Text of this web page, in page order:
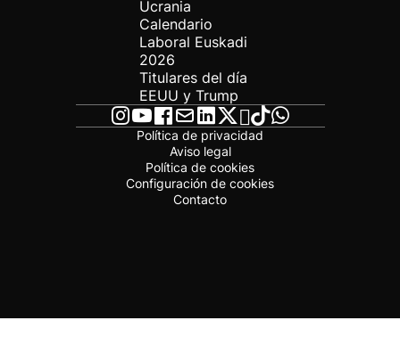
Ucrania
Calendario
Laboral Euskadi
2026
Titulares del día
EEUU y Trump
Política de privacidad
Aviso legal
Política de cookies
Configuración de cookies
Contacto